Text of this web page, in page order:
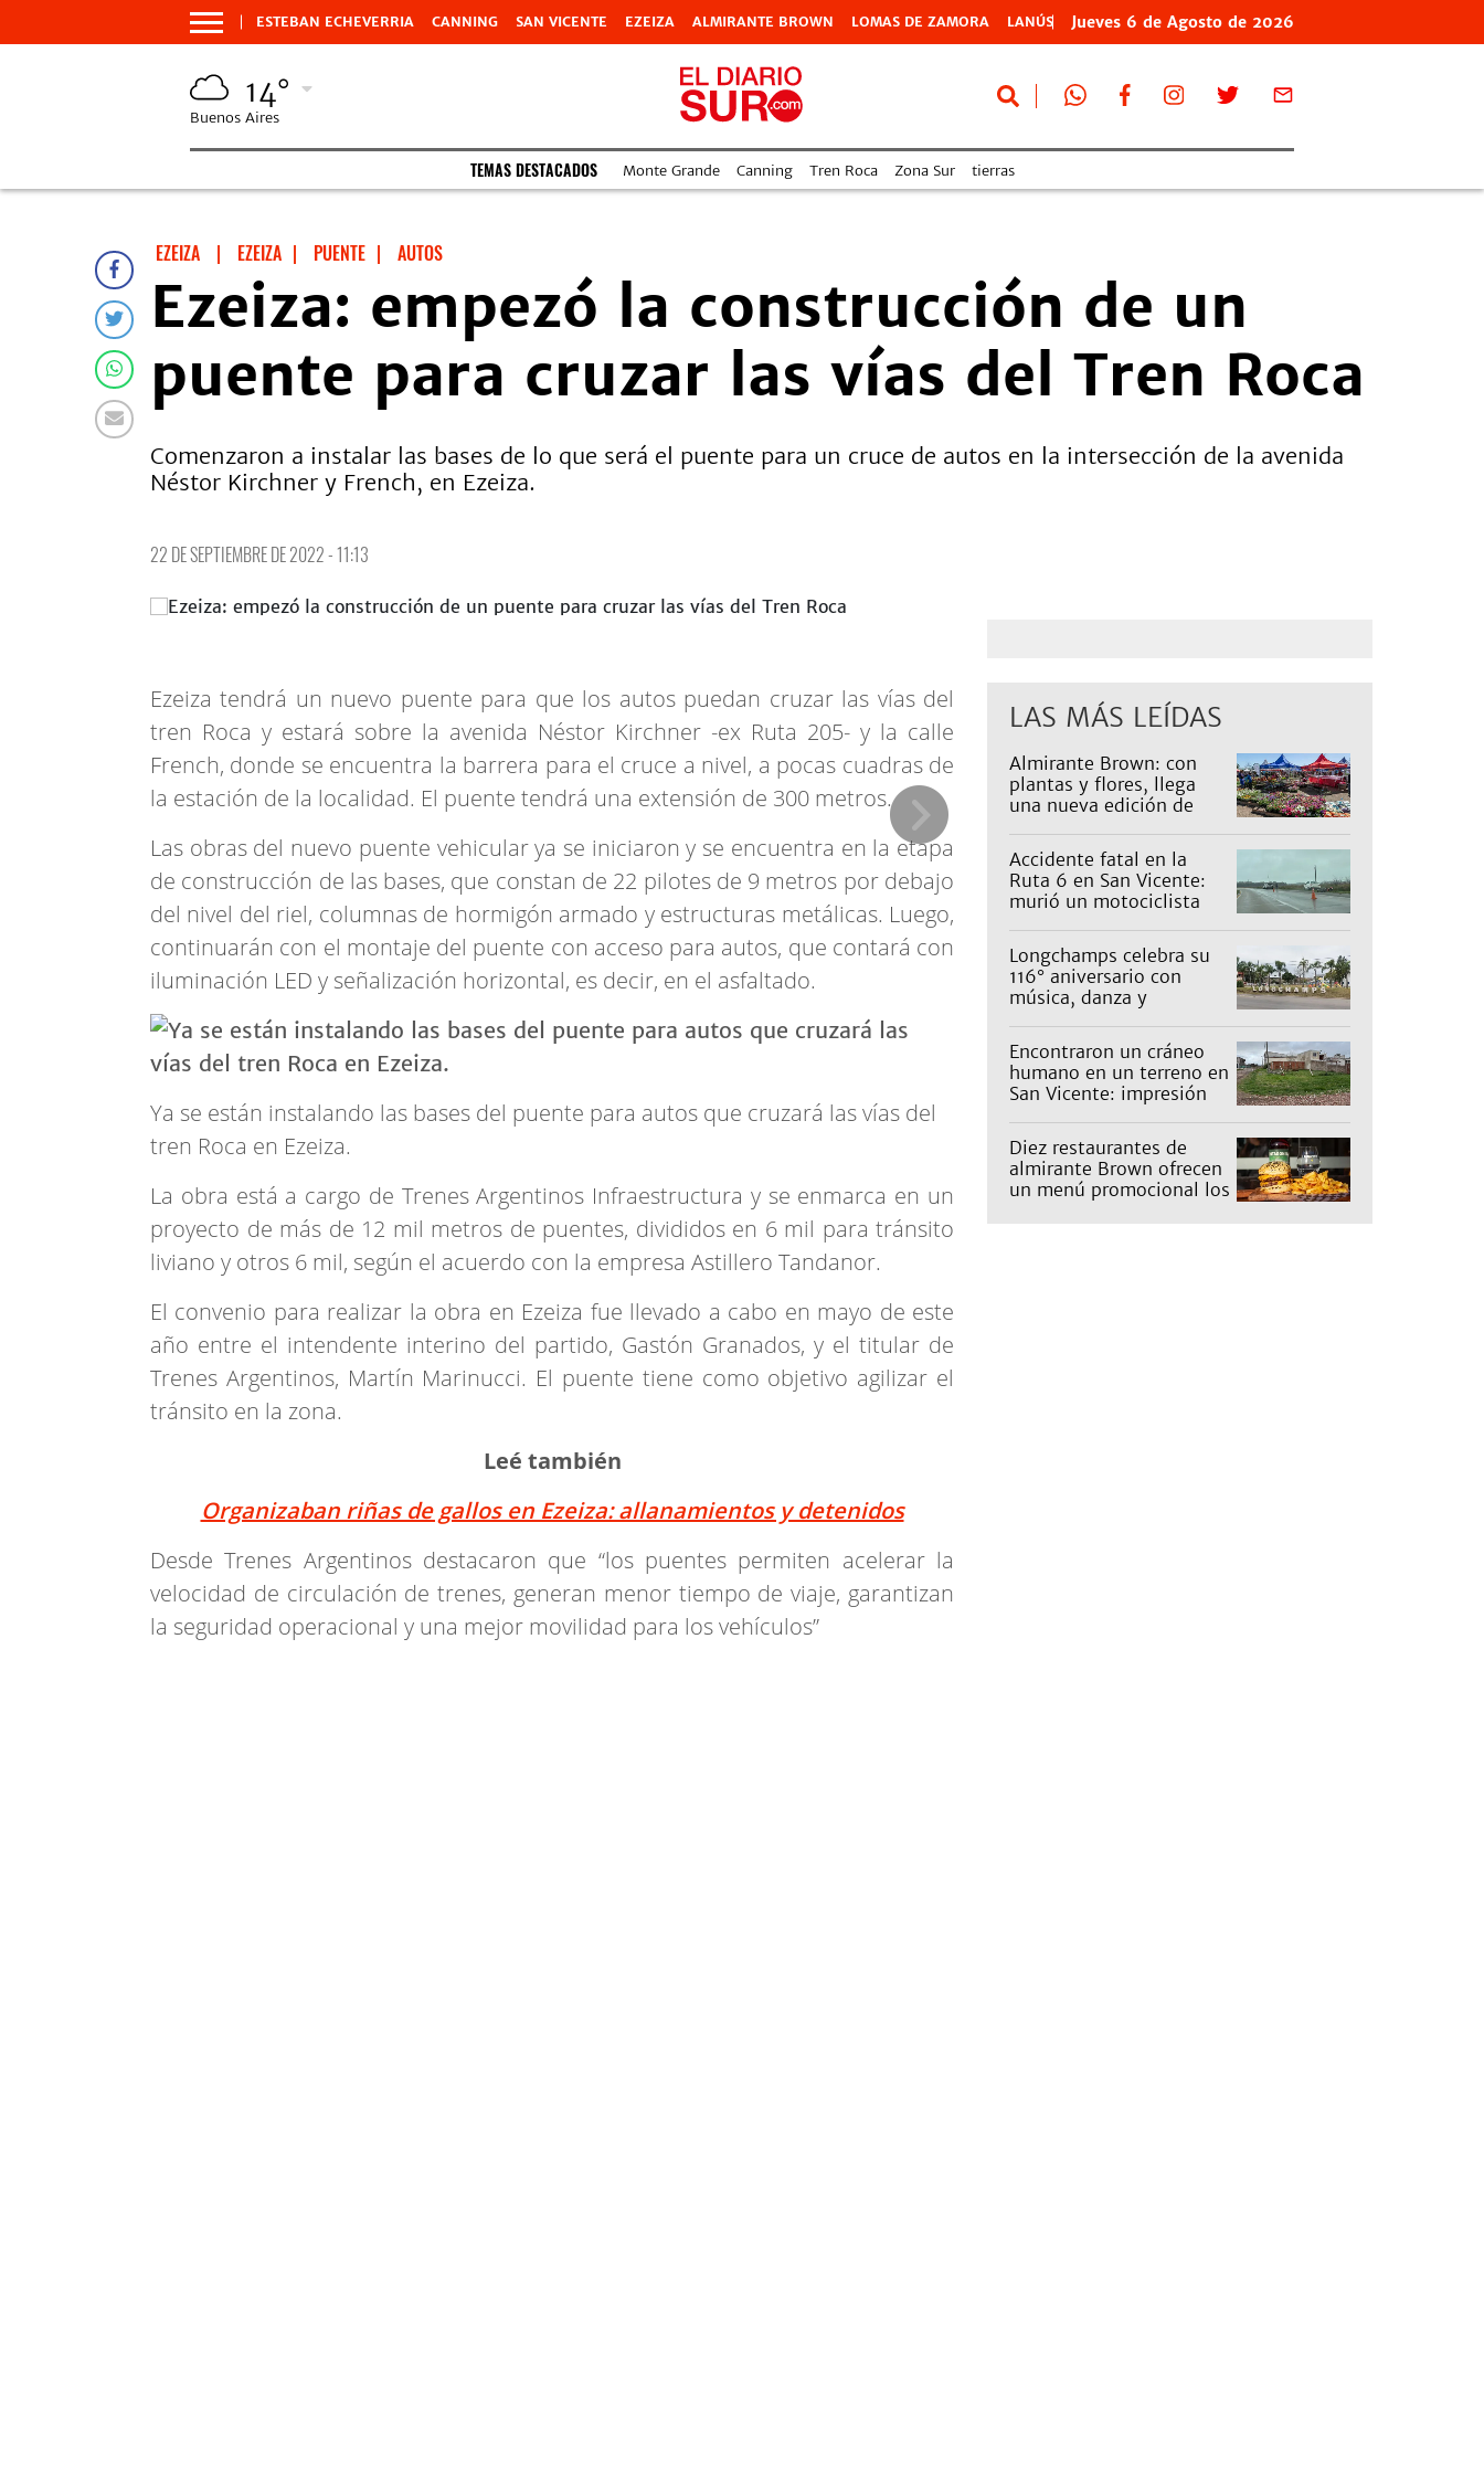
ESTEBAN ECHEVERRIA CANNING SAN VICENTE EZEIZA ALMIRANTE BROWN LOMAS DE ZAMORA LANÚS Jueves 6 de Agosto de 2026
14°
Buenos Aires
TEMAS DESTACADOS Monte Grande Canning Tren Roca Zona Sur tierras
EZEIZA | EZEIZA | PUENTE | AUTOS
Ezeiza: empezó la construcción de un
puente para cruzar las vías del Tren Roca
Comenzaron a instalar las bases de lo que será el puente para un cruce de autos en la intersección de la avenida
Néstor Kirchner y French, en Ezeiza.
22 DE SEPTIEMBRE DE 2022 - 11:13
Ezeiza tendrá un nuevo puente para que los autos puedan cruzar las vías del
tren Roca y estará sobre la avenida Néstor Kirchner -ex Ruta 205- y la calle
French, donde se encuentra la barrera para el cruce a nivel, a pocas cuadras de
la estación de la localidad. El puente tendrá una extensión de 300 metros.
Las obras del nuevo puente vehicular ya se iniciaron y se encuentra en la etapa
de construcción de las bases, que constan de 22 pilotes de 9 metros por debajo
del nivel del riel, columnas de hormigón armado y estructuras metálicas. Luego,
continuarán con el montaje del puente con acceso para autos, que contará con
iluminación LED y señalización horizontal, es decir, en el asfaltado.
Ya se están instalando las bases del puente para autos que cruzará las vías del
tren Roca en Ezeiza.
La obra está a cargo de Trenes Argentinos Infraestructura y se enmarca en un
proyecto de más de 12 mil metros de puentes, divididos en 6 mil para tránsito
liviano y otros 6 mil, según el acuerdo con la empresa Astillero Tandanor.
El convenio para realizar la obra en Ezeiza fue llevado a cabo en mayo de este
año entre el intendente interino del partido, Gastón Granados, y el titular de
Trenes Argentinos, Martín Marinucci. El puente tiene como objetivo agilizar el
tránsito en la zona.
Leé también
Organizaban riñas de gallos en Ezeiza: allanamientos y detenidos
Desde Trenes Argentinos destacaron que “los puentes permiten acelerar la
velocidad de circulación de trenes, generan menor tiempo de viaje, garantizan
la seguridad operacional y una mejor movilidad para los vehículos”
LAS MÁS LEÍDAS
Almirante Brown: con
plantas y flores, llega
una nueva edición de
Accidente fatal en la
Ruta 6 en San Vicente:
murió un motociclista
Longchamps celebra su
116° aniversario con
música, danza y
familia
Encontraron un cráneo
humano en un terreno en
San Vicente: impresión
Diez restaurantes de
almirante Brown ofrecen
un menú promocional los